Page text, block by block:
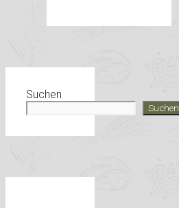
Suchen
Suchen